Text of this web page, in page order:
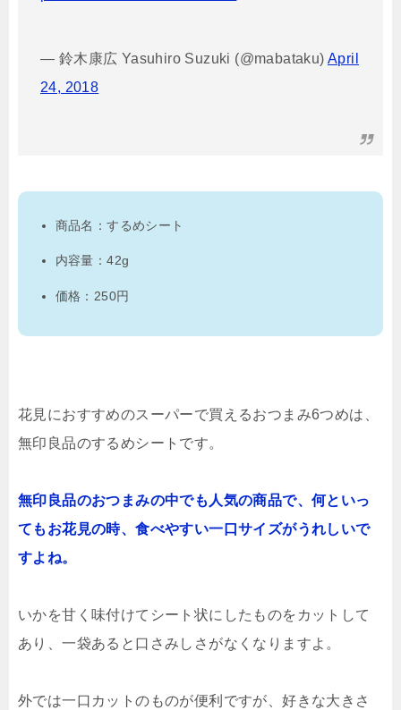
— 鈴木康広 Yasuhiro Suzuki (@mabataku) April
24, 2018
商品名：するめシート
内容量：42g
価格：250円
花見におすすめのスーパーで買えるおつまみ6つめは、
無印良品のするめシートです。
無印良品のおつまみの中でも人気の商品で、何といっ
てもお花見の時、食べやすい一口サイズがうれしいで
すよね。
いかを甘く味付けてシート状にしたものをカットして
あり、一袋あると口さみしさがなくなりますよ。
外では一口カットのものが便利ですが、好きな大きさ